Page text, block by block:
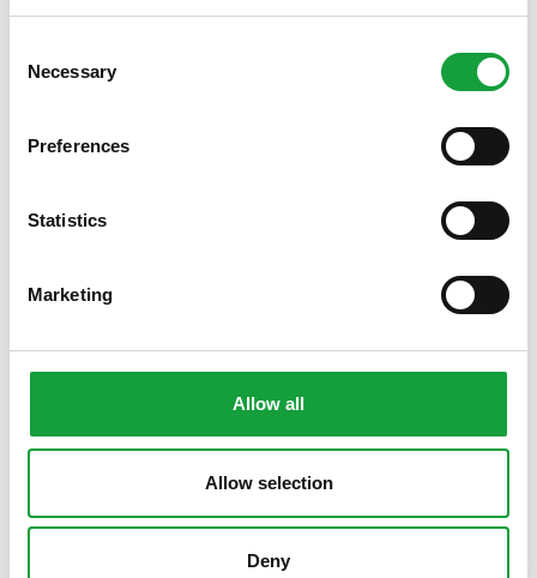
Selection
Necessary
Preferences
Statistics
Marketing
Allow all
Allow selection
Deny
ISCRIVITI ALLA NEWSLETTER
Resta aggiornato su tutte le ultime novita nel campo